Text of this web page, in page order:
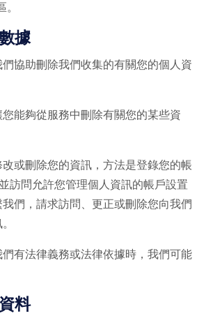
據
協助刪除我們收集的有關您的個人資
能夠從服務中刪除有關您的某些資
或刪除您的資訊，方法是登錄您的帳
訪問允許您管理個人資訊的帳戶設置
們，請求訪問、更正或刪除您向我們
有法律義務或法律依據時，我們可能
料